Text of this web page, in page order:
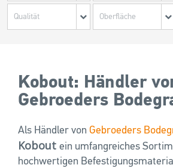
Kobout: Händler
Gebroeders
Als Händler von Gebroeders
Kobout ein umfangreiches
hochwertigen